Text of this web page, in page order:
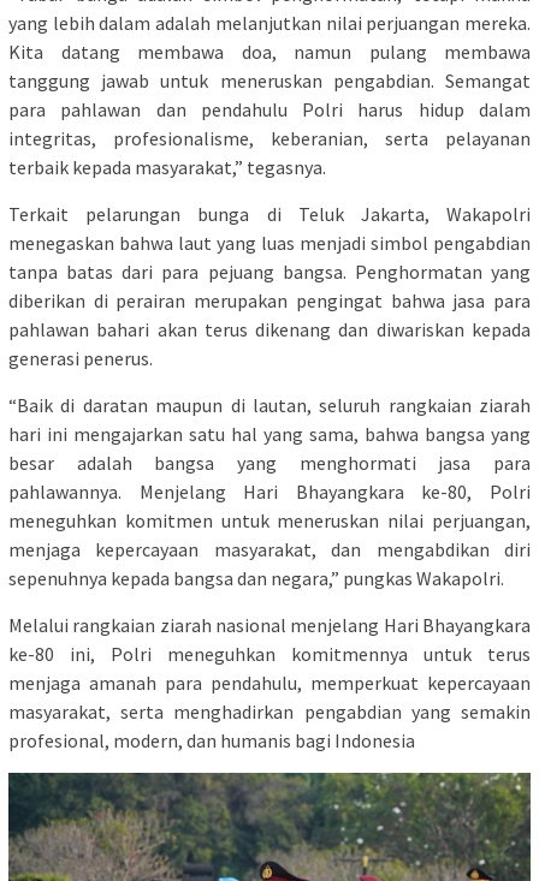
yang lebih dalam adalah melanjutkan nilai perjuangan mereka.
Kita datang membawa doa, namun pulang membawa
tanggung jawab untuk meneruskan pengabdian. Semangat
para pahlawan dan pendahulu Polri harus hidup dalam
integritas, profesionalisme, keberanian, serta pelayanan
terbaik kepada masyarakat,” tegasnya.
Terkait pelarungan bunga di Teluk Jakarta, Wakapolri
menegaskan bahwa laut yang luas menjadi simbol pengabdian
tanpa batas dari para pejuang bangsa. Penghormatan yang
diberikan di perairan merupakan pengingat bahwa jasa para
pahlawan bahari akan terus dikenang dan diwariskan kepada
generasi penerus.
“Baik di daratan maupun di lautan, seluruh rangkaian ziarah
hari ini mengajarkan satu hal yang sama, bahwa bangsa yang
besar adalah bangsa yang menghormati jasa para
pahlawannya. Menjelang Hari Bhayangkara ke-80, Polri
meneguhkan komitmen untuk meneruskan nilai perjuangan,
menjaga kepercayaan masyarakat, dan mengabdikan diri
sepenuhnya kepada bangsa dan negara,” pungkas Wakapolri.
Melalui rangkaian ziarah nasional menjelang Hari Bhayangkara
ke-80 ini, Polri meneguhkan komitmennya untuk terus
menjaga amanah para pendahulu, memperkuat kepercayaan
masyarakat, serta menghadirkan pengabdian yang semakin
profesional, modern, dan humanis bagi Indonesia